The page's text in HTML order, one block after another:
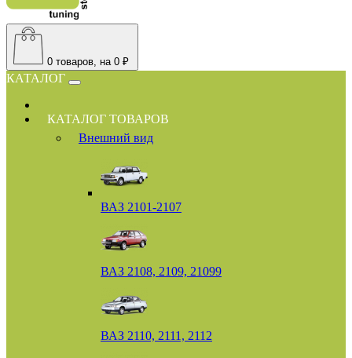
0 товаров, на 0 ₽
КАТАЛОГ
КАТАЛОГ ТОВАРОВ
Внешний вид
ВАЗ 2101-2107
ВАЗ 2108, 2109, 21099
ВАЗ 2110, 2111, 2112